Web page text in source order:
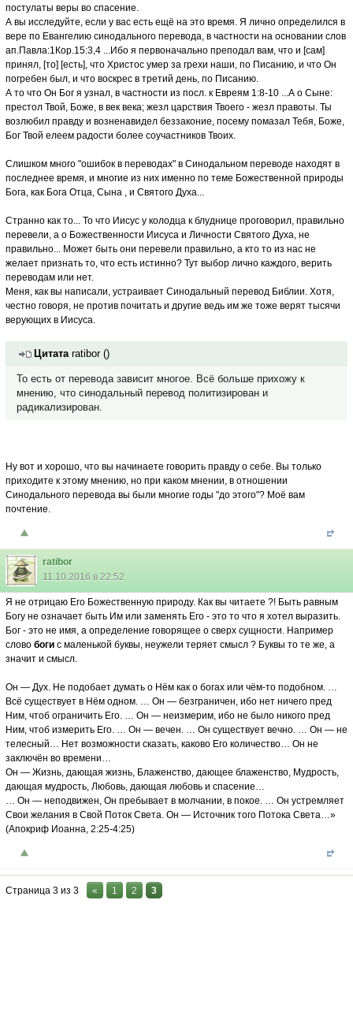
постулаты веры во спасение.
А вы исследуйте, если у вас есть ещё на это время. Я лично определился в
вере по Евангелию синодального перевода, в частности на основании слов
ап.Павла:1Кор.15:3,4 ...Ибо я первоначально преподал вам, что и [сам]
принял, [то] [есть], что Христос умер за грехи наши, по Писанию, и что Он
погребен был, и что воскрес в третий день, по Писанию.
А то что Он Бог я узнал, в частности из посл. к Евреям 1:8-10 ...А о Сыне:
престол Твой, Боже, в век века; жезл царствия Твоего - жезл правоты. Ты
возлюбил правду и возненавидел беззаконие, посему помазал Тебя, Боже,
Бог Твой елеем радости более соучастников Твоих.
Слишком много "ошибок в переводах" в Синодальном переводе находят в
последнее время, и многие из них именно по теме Божественной природы
Бога, как Бога Отца, Сына , и Святого Духа...
Странно как то... То что Иисус у колодца к блуднице проговорил, правильно
перевели, а о Божественности Иисуса и Личности Святого Духа, не
правильно... Может быть они перевели правильно, а кто то из нас не
желает признать то, что есть истинно? Тут выбор лично каждого, верить
переводам или нет.
Меня, как вы написали, устраивает Синодальный перевод Библии. Хотя,
честно говоря, не против почитать и другие ведь им же тоже верят тысячи
верующих в Иисуса.
Цитата ratibor()
То есть от перевода зависит многое. Всё больше прихожу к
мнению, что синодальный перевод политизирован и
радикализирован.
Ну вот и хорошо, что вы начинаете говорить правду о себе. Вы только
приходите к этому мнению, но при каком мнении, в отношении
Синодального перевода вы были многие годы "до этого"? Моё вам
почтение.
ratibor
11.10.2016 в 22:52
Я не отрицаю Его Божественную природу. Как вы читаете ?! Быть равным
Богу не означает быть Им или заменять Его - это то что я хотел выразить.
Бог - это не имя, а определение говорящее о сверх сущности. Например
слово боги с маленькой буквы, неужели теряет смысл ? Буквы то те же, а
значит и смысл.
Он — Дух. Не подобает думать о Нём как о богах или чём-то подобном. …
Всё существует в Нём одном. … Он — безграничен, ибо нет ничего пред
Ним, чтоб ограничить Его. … Он — неизмерим, ибо не было никого пред
Ним, чтоб измерить Его. … Он — вечен. … Он существует вечно. … Он — не
телесный… Нет возможности сказать, каково Его количество… Он не
заключён во времени…
Он — Жизнь, дающая жизнь, Блаженство, дающее блаженство, Мудрость,
дающая мудрость, Любовь, дающая любовь и спасение…
… Он — неподвижен, Он пребывает в молчании, в покое. … Он устремляет
Свои желания в Свой Поток Света. Он — Источник того Потока Света…»
(Апокриф Иоанна, 2:25-4:25)
Страница 3 из 3 « 1 2 3